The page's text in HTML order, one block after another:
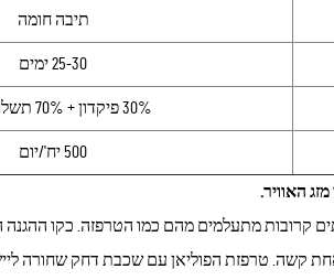
תיבה חומה
25-30 ימים
30% פיקדון + 70% תשלום סופי
500 יח'/יום
האוויר.
קרובות מתעלמים מהם כמו הטרפזה. כקו ההגנה
אחת קשה. טרפזת הפוליאן עם שכבת דחק שחורה